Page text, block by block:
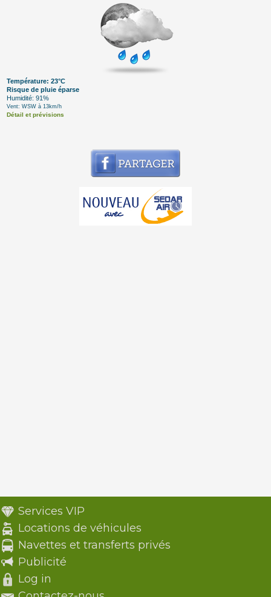
Température: 23°C
Risque de pluie éparse
Humidité: 91%
Vent: WSW à 13km/h
Détail et prévisions
Services VIP
Locations de véhicules
Navettes et transferts privés
Publicité
Log in